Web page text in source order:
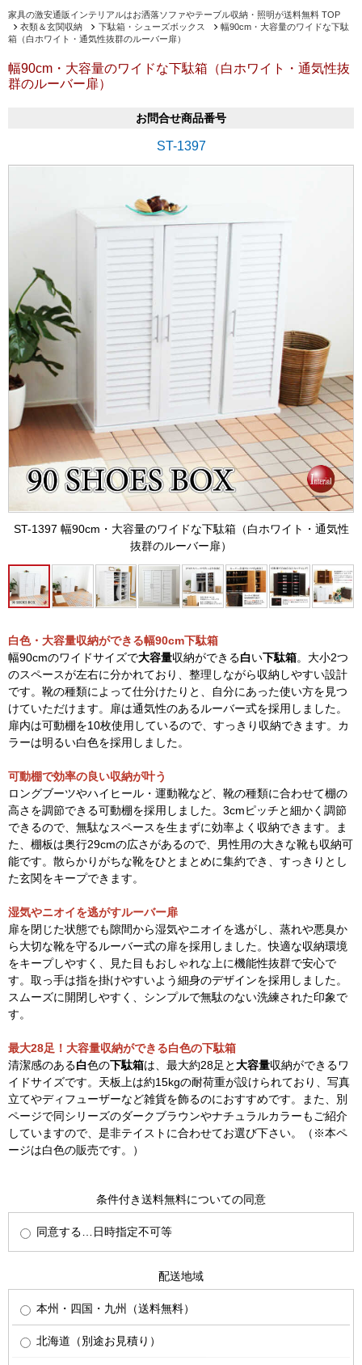
家具の激安通販インテリアルはお洒落ソファやテーブル収納・照明が送料無料 TOP
衣類＆玄関収納
下駄箱・シューズボックス
幅90cm・大容量のワイドな下駄
箱（白ホワイト・通気性抜群のルーバー扉）
幅90cm・大容量のワイドな下駄箱（白ホワイト・通気性抜
群のルーバー扉）
お問合せ商品番号
ST-1397
ST-1397 幅90cm・大容量のワイドな下駄箱（白ホワイト・通気性
抜群のルーバー扉）
白色・大容量収納ができる幅90cm下駄箱
幅90cmのワイドサイズで大容量収納ができる白い下駄箱。大小2つ
のスペースが左右に分かれており、整理しながら収納しやすい設計
です。靴の種類によって仕分けたりと、自分にあった使い方を見つ
けていただけます。扉は通気性のあるルーバー式を採用しました。
扉内は可動棚を10枚使用しているので、すっきり収納できます。カ
ラーは明るい白色を採用しました。
可動棚で効率の良い収納が叶う
ロングブーツやハイヒール・運動靴など、靴の種類に合わせて棚の
高さを調節できる可動棚を採用しました。3cmピッチと細かく調節
できるので、無駄なスペースを生まずに効率よく収納できます。ま
た、棚板は奥行29cmの広さがあるので、男性用の大きな靴も収納可
能です。散らかりがちな靴をひとまとめに集約でき、すっきりとし
た玄関をキープできます。
湿気やニオイを逃がすルーバー扉
扉を閉じた状態でも隙間から湿気やニオイを逃がし、蒸れや悪臭か
ら大切な靴を守るルーバー式の扉を採用しました。快適な収納環境
をキープしやすく、見た目もおしゃれな上に機能性抜群で安心で
す。取っ手は指を掛けやすいよう細身のデザインを採用しました。
スムーズに開閉しやすく、シンプルで無駄のない洗練された印象で
す。
最大28足！大容量収納ができる白色の下駄箱
清潔感のある白色の下駄箱は、最大約28足と大容量収納ができるワ
イドサイズです。天板上は約15kgの耐荷重が設けられており、写真
立てやディフューザーなど雑貨を飾るのにおすすめです。また、別
ページで同シリーズのダークブラウンやナチュラルカラーもご紹介
していますので、是非テイストに合わせてお選び下さい。（※本ペ
ージは白色の販売です。）
条件付き送料無料についての同意
同意する…日時指定不可等
配送地域
本州・四国・九州（送料無料）
北海道（別途お見積り）